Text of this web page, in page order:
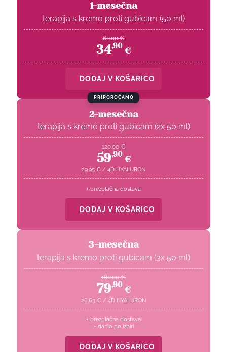
1-mesečna
terapija s kremo proti gubicam (50 ml)
60.00 €
34,90 €
DODAJ V KOŠARICO
PRIPOROČAMO
2-mesečna
terapija s kremo proti gubicam (2x 50 ml)
120.00 €
59,90 €
29.95 € / 4D HYALURON
+ brezplačna dostava
DODAJ V KOŠARICO
3-mesečna
terapija s kremo proti gubicam (3x 50 ml)
180.00 €
79,90 €
26.63 € / 4D HYALURON
+ brezplačna dostava
+ darilo po izbiri
DODAJ V KOŠARICO